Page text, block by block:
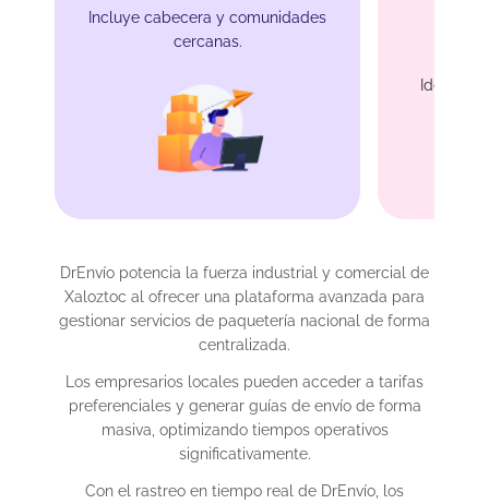
Incluye cabecera y comunidades
cercanas.
Ideal
DrEnvío potencia la fuerza industrial y comercial de
Xaloztoc al ofrecer una plataforma avanzada para
gestionar servicios de paquetería nacional de forma
centralizada.
Los empresarios locales pueden acceder a tarifas
preferenciales y generar guías de envío de forma
masiva, optimizando tiempos operativos
significativamente.
Con el rastreo en tiempo real de DrEnvío, los